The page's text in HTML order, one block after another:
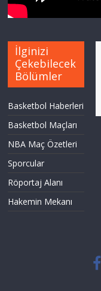
İlginizi
Çekebilecek
Bölümler
Basketbol Haberleri
Basketbol Maçları
NBA Maç Özetleri
Sporcular
Röportaj Alanı
Hakemin Mekanı